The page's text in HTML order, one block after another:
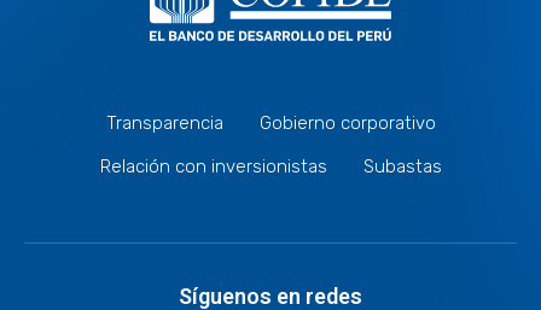
Transparencia
Gobierno corporativo
Relación con inversionistas
Subastas
Síguenos en redes